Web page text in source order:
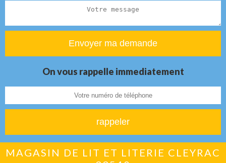
On vous rappelle immediatement
MAGASIN DE LIT ET LITERIE CLEYRAC